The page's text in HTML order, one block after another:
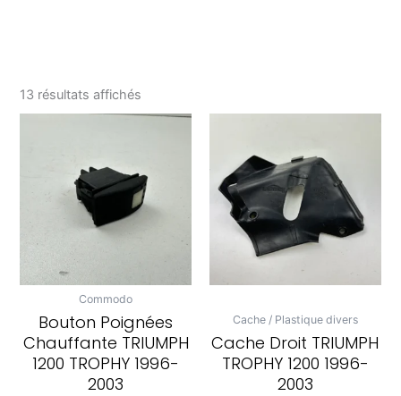
13 résultats affichés
Commodo
Bouton Poignées
Chauffante TRIUMPH
1200 TROPHY 1996-
2003
Cache / Plastique divers
Cache Droit TRIUMPH
TROPHY 1200 1996-
2003